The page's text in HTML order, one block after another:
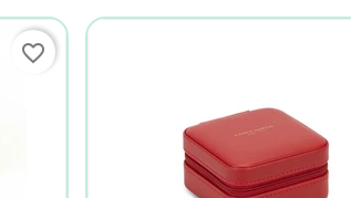
favorite_border